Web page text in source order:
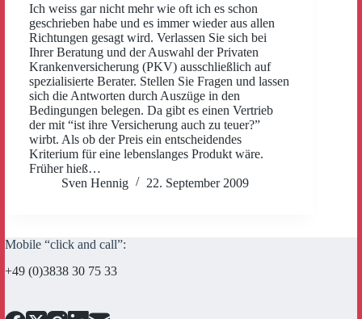
Ich weiss gar nicht mehr wie oft ich es schon
geschrieben habe und es immer wieder aus allen
Richtungen gesagt wird. Verlassen Sie sich bei
Ihrer Beratung und der Auswahl der Privaten
Krankenversicherung (PKV) ausschließlich auf
spezialisierte Berater. Stellen Sie Fragen und lassen
sich die Antworten durch Auszüge in den
Bedingungen belegen. Da gibt es einen Vertrieb
der mit “ist ihre Versicherung auch zu teuer?”
wirbt. Als ob der Preis ein entscheidendes
Kriterium für eine lebenslanges Produkt wäre.
Früher hieß…
Sven Hennig
22. September 2009
Mobile “click and call”:
+49 (0)3838 30 75 33